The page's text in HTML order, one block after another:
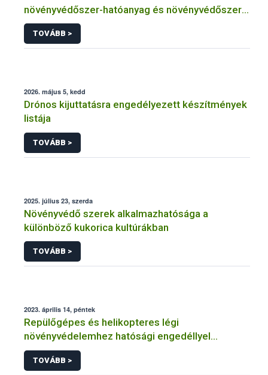
növényvédőszer-hatóanyag és növényvédőszer
engedélyezésére, továbbá a meglévő engedély
meghosszabbítására vagy módosítására irányuló
eljárásba
TOVÁBB >
2026. május 5, kedd
Drónos kijuttatásra engedélyezett készítmények
listája
TOVÁBB >
2025. július 23, szerda
Növényvédő szerek alkalmazhatósága a
különböző kukorica kultúrákban
TOVÁBB >
2023. április 14, péntek
Repülőgépes és helikopteres légi
növényvédelemhez hatósági engedéllyel
rendelkező szervezetek
TOVÁBB >